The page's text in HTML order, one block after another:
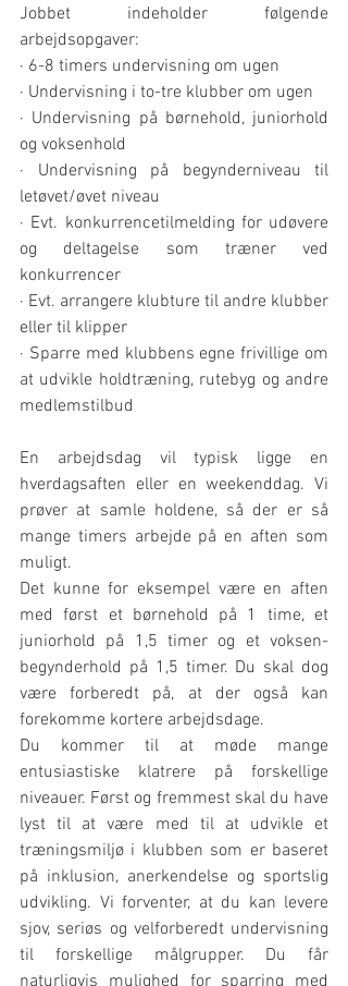
Jobbet indeholder følgende
arbejdsopgaver:
· 6-8 timers undervisning om ugen
· Undervisning i to-tre klubber om ugen
· Undervisning på børnehold, juniorhold
og voksenhold
· Undervisning på begynderniveau til
letøvet/øvet niveau
· Evt. konkurrencetilmelding for udøvere
og deltagelse som træner ved
konkurrencer
· Evt. arrangere klubture til andre klubber
eller til klipper
· Sparre med klubbens egne frivillige om
at udvikle holdtræning, rutebyg og andre
medlemstilbud
En arbejdsdag vil typisk ligge en
hverdagsaften eller en weekenddag. Vi
prøver at samle holdene, så der er så
mange timers arbejde på en aften som
muligt.
Det kunne for eksempel være en aften
med først et børnehold på 1 time, et
juniorhold på 1,5 timer og et voksen-
begynderhold på 1,5 timer. Du skal dog
være forberedt på, at der også kan
forekomme kortere arbejdsdage.
Du kommer til at møde mange
entusiastiske klatrere på forskellige
niveauer. Først og fremmest skal du have
lyst til at være med til at udvikle et
træningsmiljø i klubben som er baseret
på inklusion, anerkendelse og sportslig
udvikling. Vi forventer, at du kan levere
sjov, seriøs og velforberedt undervisning
til forskellige målgrupper. Du får
naturligvis mulighed for sparring med